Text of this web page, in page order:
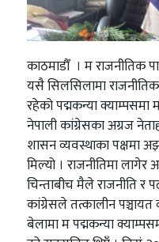
काठमाडौँ । म राजनीतिक
यसै सिलसिलामा
रहेको पद्मकन्या
नेपाली कांग्रेसका अग्रज
शासन व्यवस्थाका पक्षमा
मिल्यो । राजनीतिमा लागेर
चिन्ताबीच मैले राजनीति र
कांग्रेसले तत्कालीन
बेलामा म पद्मकन्या